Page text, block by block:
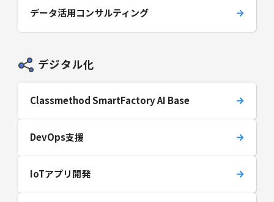
データ活用コンサルティング
デジタル化
Classmethod SmartFactory AI Base
DevOps支援
IoTアプリ開発